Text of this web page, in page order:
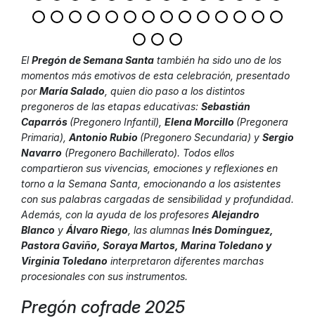
ElPregón de Semana Santa también ha sido uno de los
momentos más emotivos de esta celebración, presentado
porMaría Salado , quien dio paso a los distintos
pregoneros de las etapas educativas: Sebastián
Caparrós (Pregonero Infantil), Elena Morcillo (Pregonera
Primaria), Antonio Rubio (Pregonero Secundaria) y Sergio
Navarro (Pregonero Bachillerato). Todos ellos
compartieron sus vivencias, emociones y reflexiones en
torno a la Semana Santa, emocionando a los asistentes
con sus palabras cargadas de sensibilidad y profundidad.
Además, con la ayuda de los profesores Alejandro
Blanco y Álvaro Riego , las alumnas Inés Domínguez,
Pastora Gaviño, Soraya Martos, Marina Toledano y
Virginia Toledano interpretaron diferentes marchas
procesionales con sus instrumentos.
Pregón cofrade 2025